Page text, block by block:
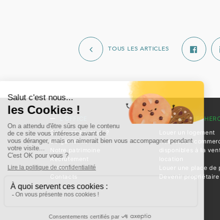
TOUS LES ARTICLES
Qui sommes-nous ?
L’organisation
Notre patrimoine
Recrutement
Actualités
Contacts
VOTRE
Louer un logement
Nos locaux
disponibles à la
location
Louer une place de
Devenir propriétaire